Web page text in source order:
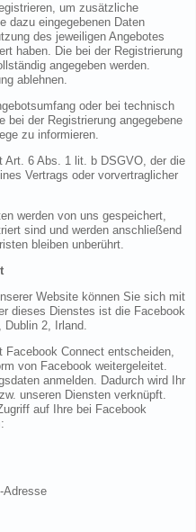
um zusätzliche
dazu eingegebenen Daten
des jeweiligen Angebotes
haben. Die bei der Registrierung
angegeben werden.
ablehnen.
oder bei technisch
bei der Registrierung angegebene
zu informieren.
Art. 6 Abs. 1 lit. b DSGVO, der die
Vertrags oder vorvertraglicher
werden von uns gespeichert,
sind und werden anschließend
bleiben unberührt.
Website können Sie sich mit
dieses Dienstes ist die Facebook
Dublin 2, Irland.
Connect entscheiden,
von Facebook weitergeleitet.
anmelden. Dadurch wird Ihr
unseren Diensten verknüpft.
auf Ihre bei Facebook
Adresse